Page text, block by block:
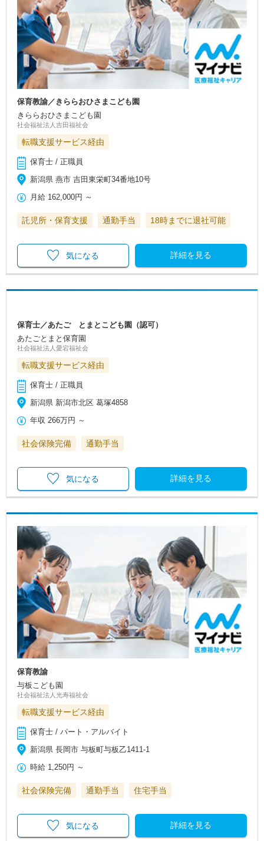
保育教諭／きららおひさまこども園
きららおひさまこども園
社会福祉法人吉田福祉会
転職支援サービス経由
保育士 / 正職員
新潟県 燕市 吉田東栄町34番地10号
月給 162,000円 ～
託児所・保育支援 通勤手当 18時までに退社可能
詳細を見る
気になる
保育士／あたご とまとこども園（認可）
あたごとまと保育園
社会福祉法人愛宕福祉会
転職支援サービス経由
保育士 / 正職員
新潟県 新潟市北区 葛塚4858
年収 266万円 ～
社会保険完備 通勤手当
詳細を見る
気になる
保育教諭
与板こども園
社会福祉法人光寿福祉会
転職支援サービス経由
保育士 / パート・アルバイト
新潟県 長岡市 与板町与板乙1411-1
時給 1,250円 ～
社会保険完備 通勤手当 住宅手当
詳細を見る
気になる